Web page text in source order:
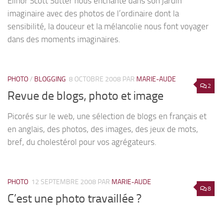
imaginaire avec des photos de l’ordinaire dont la
sensibilité, la douceur et la mélancolie nous font voyager
dans des moments imaginaires.
2
PHOTO/ BLOGGING 8 OCTOBRE 2008 PAR MARIE-AUDE
Revue de blogs, photo et image
Picorés sur le web, une sélection de blogs en français et
en anglais, des photos, des images, des jeux de mots,
bref, du cholestérol pour vos agrégateurs.
8
PHOTO 12 SEPTEMBRE 2008 PAR MARIE-AUDE
C’est une photo travaillée ?